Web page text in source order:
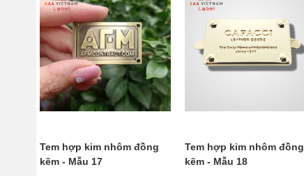
Tem hợp kim nhôm đồng
kẽm - Mẫu 17
Tem hợp kim nhôm đồng
kẽm - Mẫu 18